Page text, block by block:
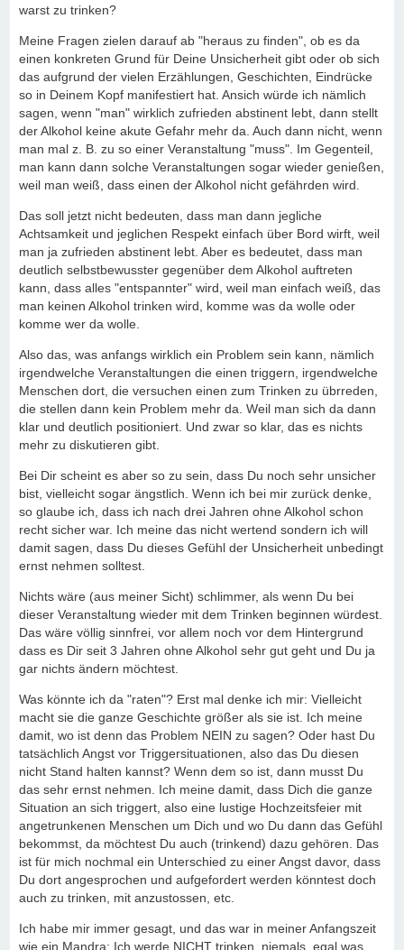
warst zu trinken?
Meine Fragen zielen darauf ab "heraus zu finden", ob es da
einen konkreten Grund für Deine Unsicherheit gibt oder ob sich
das aufgrund der vielen Erzählungen, Geschichten, Eindrücke
so in Deinem Kopf manifestiert hat. Ansich würde ich nämlich
sagen, wenn "man" wirklich zufrieden abstinent lebt, dann stellt
der Alkohol keine akute Gefahr mehr da. Auch dann nicht, wenn
man mal z. B. zu so einer Veranstaltung "muss". Im Gegenteil,
man kann dann solche Veranstaltungen sogar wieder genießen,
weil man weiß, dass einen der Alkohol nicht gefährden wird.
Das soll jetzt nicht bedeuten, dass man dann jegliche
Achtsamkeit und jeglichen Respekt einfach über Bord wirft, weil
man ja zufrieden abstinent lebt. Aber es bedeutet, dass man
deutlich selbstbewusster gegenüber dem Alkohol auftreten
kann, dass alles "entspannter" wird, weil man einfach weiß, das
man keinen Alkohol trinken wird, komme was da wolle oder
komme wer da wolle.
Also das, was anfangs wirklich ein Problem sein kann, nämlich
irgendwelche Veranstaltungen die einen triggern, irgendwelche
Menschen dort, die versuchen einen zum Trinken zu übrreden,
die stellen dann kein Problem mehr da. Weil man sich da dann
klar und deutlich positioniert. Und zwar so klar, das es nichts
mehr zu diskutieren gibt.
Bei Dir scheint es aber so zu sein, dass Du noch sehr unsicher
bist, vielleicht sogar ängstlich. Wenn ich bei mir zurück denke,
so glaube ich, dass ich nach drei Jahren ohne Alkohol schon
recht sicher war. Ich meine das nicht wertend sondern ich will
damit sagen, dass Du dieses Gefühl der Unsicherheit unbedingt
ernst nehmen solltest.
Nichts wäre (aus meiner Sicht) schlimmer, als wenn Du bei
dieser Veranstaltung wieder mit dem Trinken beginnen würdest.
Das wäre völlig sinnfrei, vor allem noch vor dem Hintergrund
dass es Dir seit 3 Jahren ohne Alkohol sehr gut geht und Du ja
gar nichts ändern möchtest.
Was könnte ich da "raten"? Erst mal denke ich mir: Vielleicht
macht sie die ganze Geschichte größer als sie ist. Ich meine
damit, wo ist denn das Problem NEIN zu sagen? Oder hast Du
tatsächlich Angst vor Triggersituationen, also das Du diesen
nicht Stand halten kannst? Wenn dem so ist, dann musst Du
das sehr ernst nehmen. Ich meine damit, dass Dich die ganze
Situation an sich triggert, also eine lustige Hochzeitsfeier mit
angetrunkenen Menschen um Dich und wo Du dann das Gefühl
bekommst, da möchtest Du auch (trinkend) dazu gehören. Das
ist für mich nochmal ein Unterschied zu einer Angst davor, dass
Du dort angesprochen und aufgefordert werden könntest doch
auch zu trinken, mit anzustossen, etc.
Ich habe mir immer gesagt, und das war in meiner Anfangszeit
wie ein Mandra: Ich werde NICHT trinken, niemals, egal was